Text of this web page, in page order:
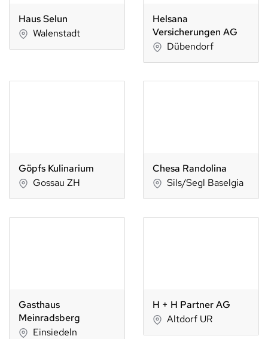
Haus Selun
Walenstadt
Helsana
Versicherungen AG
Dübendorf
Göpfs Kulinarium
Gossau ZH
Chesa Randolina
Sils/Segl Baselgia
Gasthaus
Meinradsberg
Einsiedeln
H + H Partner AG
Altdorf UR